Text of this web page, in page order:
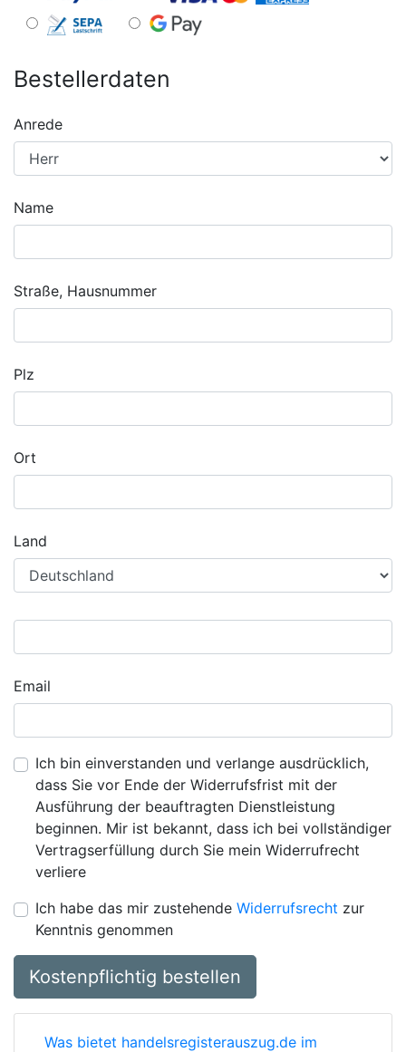
Bestellerdaten
Anrede
Name
Straße, Hausnummer
Plz
Ort
Land
Email
Ich bin einverstanden und verlange ausdrücklich,
dass Sie vor Ende der Widerrufsfrist mit der
Ausführung der beauftragten Dienstleistung
beginnen. Mir ist bekannt, dass ich bei vollständiger
Vertragserfüllung durch Sie mein Widerrufrecht
verliere
Ich habe das mir zustehende Widerrufsrecht zur
Kenntnis genommen
Kostenpflichtig bestellen
Was bietet handelsregisterauszug.de im